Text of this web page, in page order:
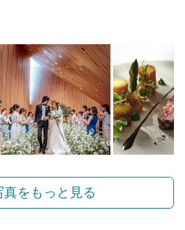
真をもっと見る